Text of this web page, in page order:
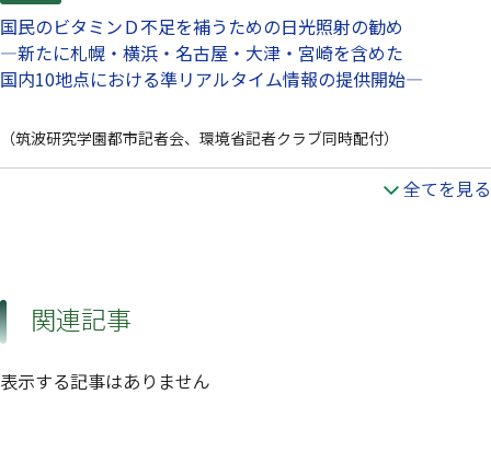
国民のビタミンＤ不足を補うための日光照射の勧め
—新たに札幌・横浜・名古屋・大津・宮崎を含めた
国内10地点における準リアルタイム情報の提供開始—
（筑波研究学園都市記者会、環境省記者クラブ同時配付）
全てを見る
関連記事
表示する記事はありません